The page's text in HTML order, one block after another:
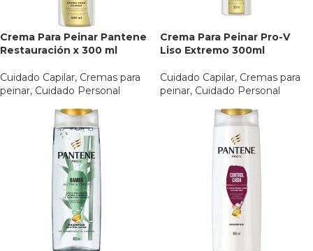
Crema Para Peinar Pantene
Restauración x 300 ml
Cuidado Capilar, Cremas para
peinar, Cuidado Personal
Crema Para Peinar Pro-V
Liso Extremo 300ml
Cuidado Capilar, Cremas para
peinar, Cuidado Personal